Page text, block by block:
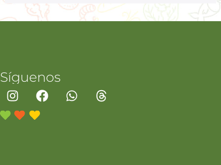
Síguenos